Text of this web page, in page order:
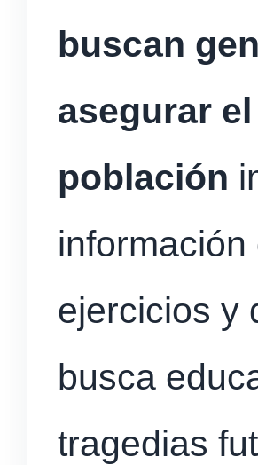
buscan
asegurar
población
ejercicios y
busca
tragedias